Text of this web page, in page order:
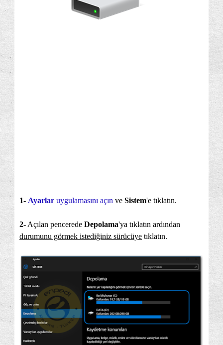
1- Ayarlar uygulamasını açın ve Sistem'e tıklatın.
2- Açılan pencerede Depolama'ya tıklatın ardından
durumunu görmek istediğiniz sürücüye tıklatın.